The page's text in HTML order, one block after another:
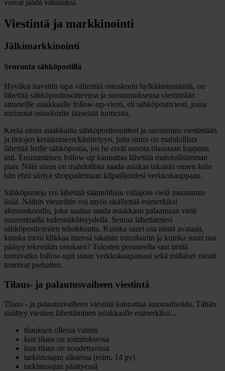
voivat jäädä vähäisiksi.
Viestintä ja markkinointi
Jälkimarkkinointi
Seuranta sähköpostilla
Hyväksi havaittu tapa vähentää ostoskorin hylkäämismääriä, on
lähettää sähköpostiosoitteensa ja suostumuksensa viestintään
antaneille asiakkaalle follow-up-viesti, eli sähköpostiviesti, jossa
muistutat ostoskoriin jääneistä tuotteista.
Kerää ensin asiakkailta sähköpostiosoitteet ja suostumus viestintään
ja tietojen keräämiseen/käsittelyyn, jotta sinun on mahdollista
lähettää heille sähköpostia, jos he eivät suorita tilaustaan loppuun
asti. Ensimmäinen follow-up kannattaa lähettää mahdollisimman
pian. Näin sinun on mahdollista saada asiakas takaisin ennen kuin
hän ehtii siirtyä shoppailemaan kilpailijoidesi verkkokauppaan.
Sähköposteja voi lähettää säännöllisin väliajoin vielä muutaman
lisää. Näihin viesteihin voi myös sisällyttää esimerkiksi
alennuskoodin, joka saattaa saada asiakkaan palaamaan vielä
suuremmalla todennäköisyydellä. Seuraa lähettämiesi
sähköpostiviesien tehokkuutta. Kuinka suuri osa niistä avataan,
kuinka moni klikkaa itsensä takaisin ostoskoriin ja kuinka suuri osa
päätyy tekemään ostoksen? Tulosten perusteella saat tietää
toimivatko follow-upit sinun verkkokaupassasi sekä millaiset viestit
toimivat parhaiten.
Tilaus- ja palautusvaiheen viestintä
Tilaus - ja palautusvaiheen viesintä kannattaa automatisoida. Tähän
sisältyy viestien lähettäminen asiakkaalle esimerkiksi...
tilauksen ollessa valmis
kun tilaus on toimituksessa
kun tilaus on noudettavissa
tarkistusajan alkaessa (esim. 14 pv)
tarkistusajan päättyessä